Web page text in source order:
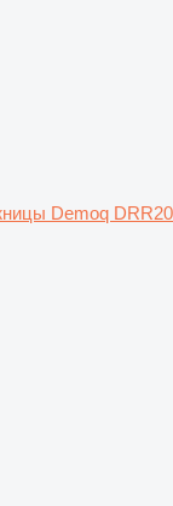
Demoq DRR20